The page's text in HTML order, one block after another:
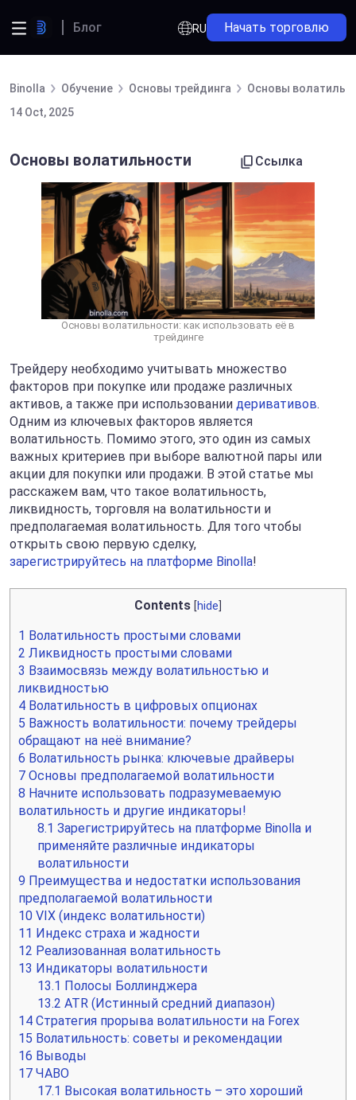
Блог RU Начать торговлю
Binolla Обучение Основы трейдинга
Основы
14 Oct, 2025
Основы волатильности Ссылка
Основы волатильности: как использовать её в
трейдинге
Трейдеру необходимо учитывать множество
факторов при покупке или продаже различных
активов, а также при использовании деривативов.
Одним из ключевых факторов является
волатильность. Помимо этого, это один из самых
важных критериев при выборе валютной пары или
акции для покупки или продажи. В этой статье мы
расскажем вам, что такое волатильность,
ликвидность, торговля на волатильности и
предполагаемая волатильность. Для того чтобы
открыть свою первую сделку,
зарегистрируйтесь на платформе Binolla!
Contents [hide
1 Волатильность простыми словами
2 Ликвидность простыми словами
3 Взаимосвязь между волатильностью и
ликвидностью
4 Волатильность в цифровых опционах
5 Важность волатильности: почему трейдеры
обращают на неё внимание?
6 Волатильность рынка: ключевые драйверы
7 Основы предполагаемой волатильности
8 Начните использовать подразумеваемую
волатильность и другие индикаторы!
8.1 Зарегистрируйтесь на платформе Binolla и
применяйте различные индикаторы
волатильности
9 Преимущества и недостатки использования
предполагаемой волатильности
10 VIX (индекс волатильности)
11 Индекс страха и жадности
12 Реализованная волатильность
13 Индикаторы волатильности
13.1 Полосы Боллинджера
13.2 ATR (Истинный средний диапазон)
14 Стратегия прорыва волатильности на Forex
15 Волатильность: советы и рекомендации
16 Выводы
17 ЧАВО
17.1 Высокая волатильность – это хороший